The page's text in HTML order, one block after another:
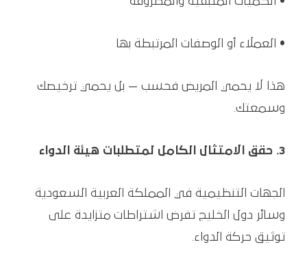
• العملاء أو الوصفات المرتبطة بها
هذا لا يحمي المريض فحسب — بل يحمي ترخيصك
وسمعتك.
3. حقق الامتثال الكامل لمتطلبات هيئة الدواء
الجهات التنظيمية في المملكة العربية السعودية
وسائر دول الخليج تفرض اشتراطات متزايدة على
توثيق حركة الدواء.